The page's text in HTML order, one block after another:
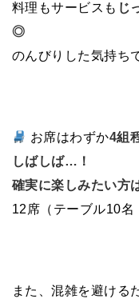
料理もサービスも じ
◎
のんびりした気持ち
お席はわずか4組
しばしば…！
確実に楽しみたい方
12席（テーブル10
また、混雑を避ける